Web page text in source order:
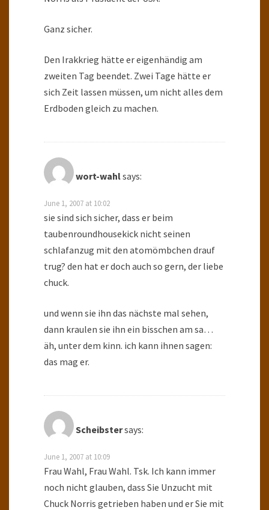
Ganz sicher.
Den Irakkrieg hätte er eigenhändig am
zweiten Tag beendet. Zwei Tage hätte er
sich Zeit lassen müssen, um nicht alles dem
Erdboden gleich zu machen.
wort-wahlsays:
June 1, 2007 at 10:02
sie sind sich sicher, dass er beim
taubenroundhousekick nicht seinen
schlafanzug mit den atomömbchen drauf
trug? den hat er doch auch so gern, der liebe
chuck.
und wenn sie ihn das nächste mal sehen,
dann kraulen sie ihn ein bisschen am sa…
äh, unter dem kinn. ich kann ihnen sagen:
das mag er.
Scheibstersays:
June 1, 2007 at 10:09
Frau Wahl, Frau Wahl. Tsk. Ich kann immer
noch nicht glauben, dass Sie Unzucht mit
Chuck Norris getrieben haben und er Sie mit